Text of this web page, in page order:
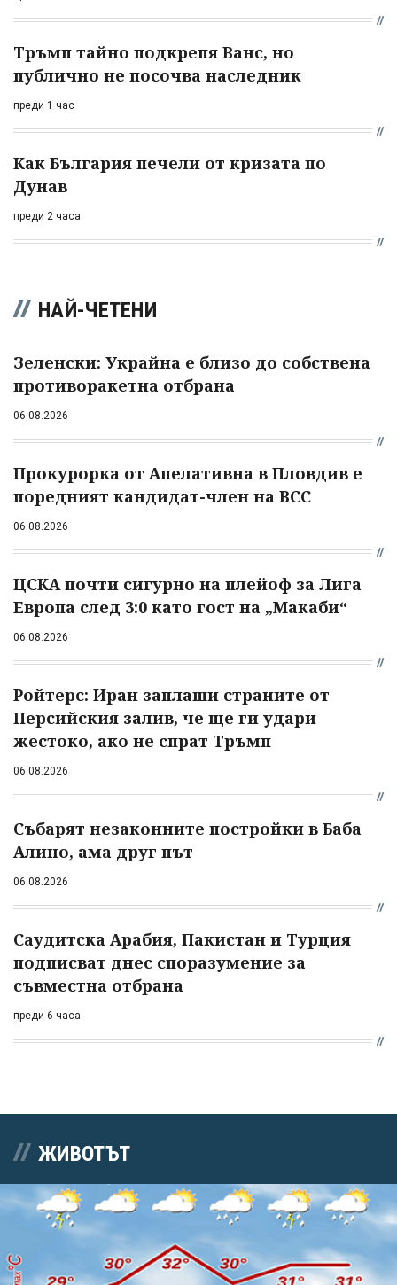
Тръмп тайно подкрепя Ванс, но
публично не посочва наследник
преди 1 час
Как България печели от кризата по
Дунав
преди 2 часа
НАЙ-ЧЕТЕНИ
Зеленски: Украйна е близо до собствена
противоракетна отбрана
06.08.2026
Прокурорка от Апелативна в Пловдив е
поредният кандидат-член на ВСС
06.08.2026
ЦСКА почти сигурно на плейоф за Лига
Европа след 3:0 като гост на „Макаби“
06.08.2026
Ройтерс: Иран заплаши страните от
Персийския залив, че ще ги удари
жестоко, ако не спрат Тръмп
06.08.2026
Събарят незаконните постройки в Баба
Алино, ама друг път
06.08.2026
Саудитска Арабия, Пакистан и Турция
подписват днес споразумение за
съвместна отбрана
преди 6 часа
ЖИВОТЪТ